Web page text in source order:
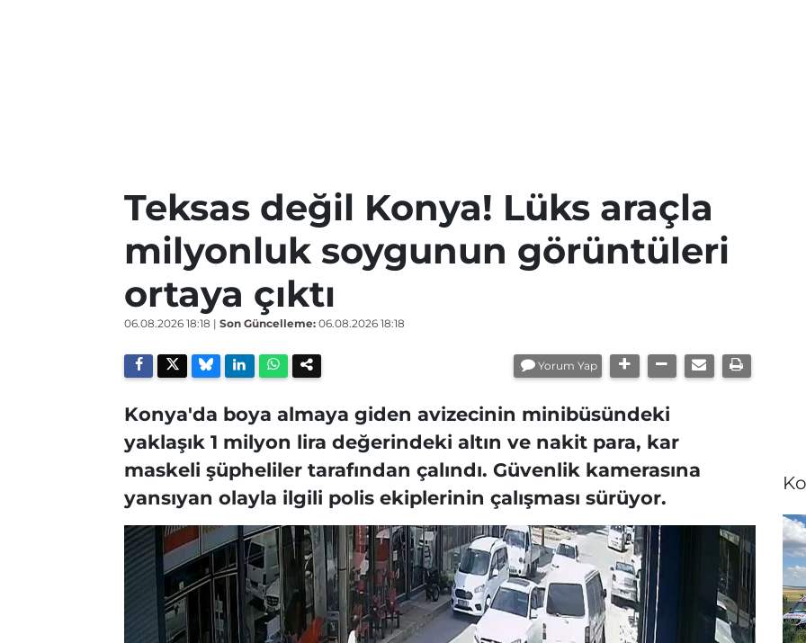
Teksas değil Konya! Lüks araçla
milyonluk soygunun görüntüleri
ortaya çıktı
06.08.2026 18:18 | Son Güncelleme: 06.08.2026 18:18
Yorum Yap
Konya'da boya almaya giden avizecinin minibüsündeki
yaklaşık 1 milyon lira değerindeki altın ve nakit para, kar
maskeli şüpheliler tarafından çalındı. Güvenlik kamerasına
yansıyan olayla ilgili polis ekiplerinin çalışması sürüyor.